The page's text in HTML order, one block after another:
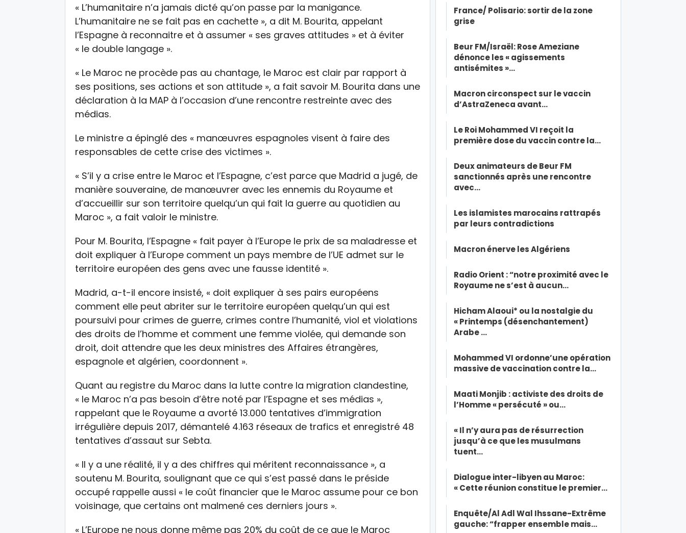
« L’humanitaire n’a jamais dicté qu’on passe par la manigance.
L’humanitaire ne se fait pas en cachette », a dit M. Bourita, appelant
l’Espagne à reconnaitre et à assumer « ses graves attitudes » et à éviter
« le double langage ».
« Le Maroc ne procède pas au chantage, le Maroc est clair par rapport à
ses positions, ses actions et son attitude », a fait savoir M. Bourita dans une
déclaration à la MAP à l’occasion d’une rencontre restreinte avec des
médias.
Le ministre a épinglé des « manœuvres espagnoles visent à faire des
responsables de cette crise des victimes ».
« S’il y a crise entre le Maroc et l’Espagne, c’est parce que Madrid a jugé, de
manière souveraine, de manœuvrer avec les ennemis du Royaume et
d’accueillir sur son territoire quelqu’un qui fait la guerre au quotidien au
Maroc », a fait valoir le ministre.
Pour M. Bourita, l’Espagne « fait payer à l’Europe le prix de sa maladresse et
doit expliquer à l’Europe comment un pays membre de l’UE admet sur le
territoire européen des gens avec une fausse identité ».
Madrid, a-t-il encore insisté, « doit expliquer à ses pairs européens
comment elle peut abriter sur le territoire européen quelqu’un qui est
poursuivi pour crimes de guerre, crimes contre l’humanité, viol et violations
des droits de l’homme et comment une femme violée, qui demande son
droit, doit attendre que les deux ministres des Affaires étrangères,
espagnole et algérien, coordonnent ».
Quant au registre du Maroc dans la lutte contre la migration clandestine,
« le Maroc n’a pas besoin d’être noté par l’Espagne et ses médias »,
rappelant que le Royaume a avorté 13.000 tentatives d’immigration
irrégulière depuis 2017, démantelé 4.163 réseaux de trafics et enregistré 48
tentatives d’assaut sur Sebta.
« Il y a une réalité, il y a des chiffres qui méritent reconnaissance », a
soutenu M. Bourita, soulignant que ce qui s’est passé dans le préside
occupé rappelle aussi « le coût financier que le Maroc assume pour ce bon
voisinage, que certains ont malmené ces derniers jours ».
« L’Europe ne nous donne même pas 20% du coût de ce que le Maroc
France/ Polisario: sortir de la zone
grise
Beur FM/Israël: Rose Ameziane
dénonce les « agissements
antisémites »…
Macron circonspect sur le vaccin
d’AstraZeneca avant…
Le Roi Mohammed VI reçoit la
première dose du vaccin contre la…
Deux animateurs de Beur FM
sanctionnés après une rencontre
avec…
Les islamistes marocains rattrapés
par leurs contradictions
Macron énerve les Algériens
Radio Orient : “notre proximité avec le
Royaume ne s’est à aucun…
Hicham Alaoui* ou la nostalgie du
« Printemps (désenchantement)
Arabe …
Mohammed VI ordonne’une opération
massive de vaccination contre la…
Maati Monjib : activiste des droits de
l’Homme « persécuté » ou…
« Il n’y aura pas de résurrection
jusqu’à ce que les musulmans
tuent…
Dialogue inter-libyen au Maroc:
« Cette réunion constitue le premier…
Enquête/Al Adl Wal Ihssane-Extrême
gauche: “frapper ensemble mais…